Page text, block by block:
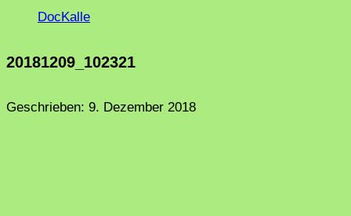
DocKalle
20181209_102321
Geschrieben: 9. Dezember 2018